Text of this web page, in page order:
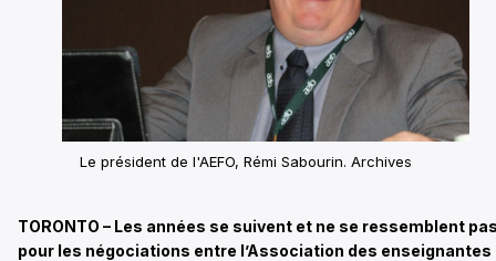
Le président de l'AEFO, Rémi Sabourin. Archives
TORONTO – Les années se suivent et ne se ressemblent
pour les négociations entre l’Association des enseignantes